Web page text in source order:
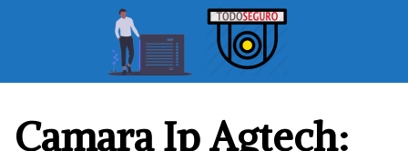
Camara Ip Agtech: